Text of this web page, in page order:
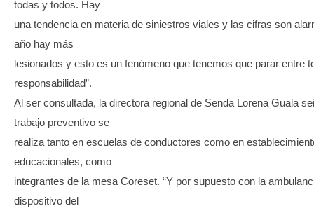
todas y todos. Hay
una tendencia en materia de siniestros viales y las cifras son
año hay más
lesionados y esto es un fenómeno que tenemos que parar entre
responsabilidad”.
Al ser consultada, la directora regional de Senda Lorena Guala
trabajo preventivo se
realiza tanto en escuelas de conductores como en
educacionales, como
integrantes de la mesa Coreset. “Y por supuesto con la
dispositivo del